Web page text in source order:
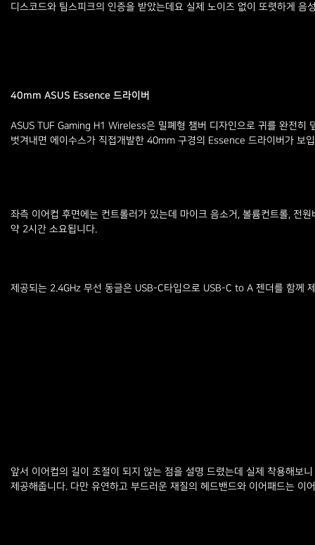
디스코드와 팀스피크의 인증을 받았는데요 실제 노이즈 없이 또렷하게 음
40mm ASUS Essence 드라이버
ASUS TUF Gaming H1 Wireless은 밀폐형 챔버 디자인으로 귀를 완전히
벗겨내면 에이수스가 직접개발한 40mm 구경의 Essence 드라이버가 보
좌측 이어컵 후면에는 컨트롤러가 있는데 마이크 음소거, 볼륨컨트롤, 전
약 2시간 소요됩니다.
제공되는 2.4GHz 무선 동글은 USB-C타입으로 USB-C to A 젠더를 함께
앞서 이어컵의 길이 조절이 되지 않는 점을 설명 드렸는데 실제 착용해보
제공해줍니다. 다만 유연하고 부드러운 재질의 헤드밴드와 이어패드는